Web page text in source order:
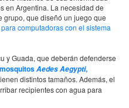
en Argentina. La necesidad de
grupo, que diseñó un juego que
computadoras con el sistema
y Guada, que deberán defenderse
Aedes Aegypti,
distintos tamaños. Además, el
recipientes con agua para